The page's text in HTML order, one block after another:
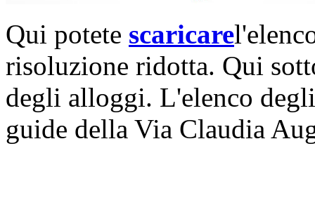
Qui potete scaricare
risoluzione ridotta. Qui
degli alloggi. L'elenco
guide della Via Claudia